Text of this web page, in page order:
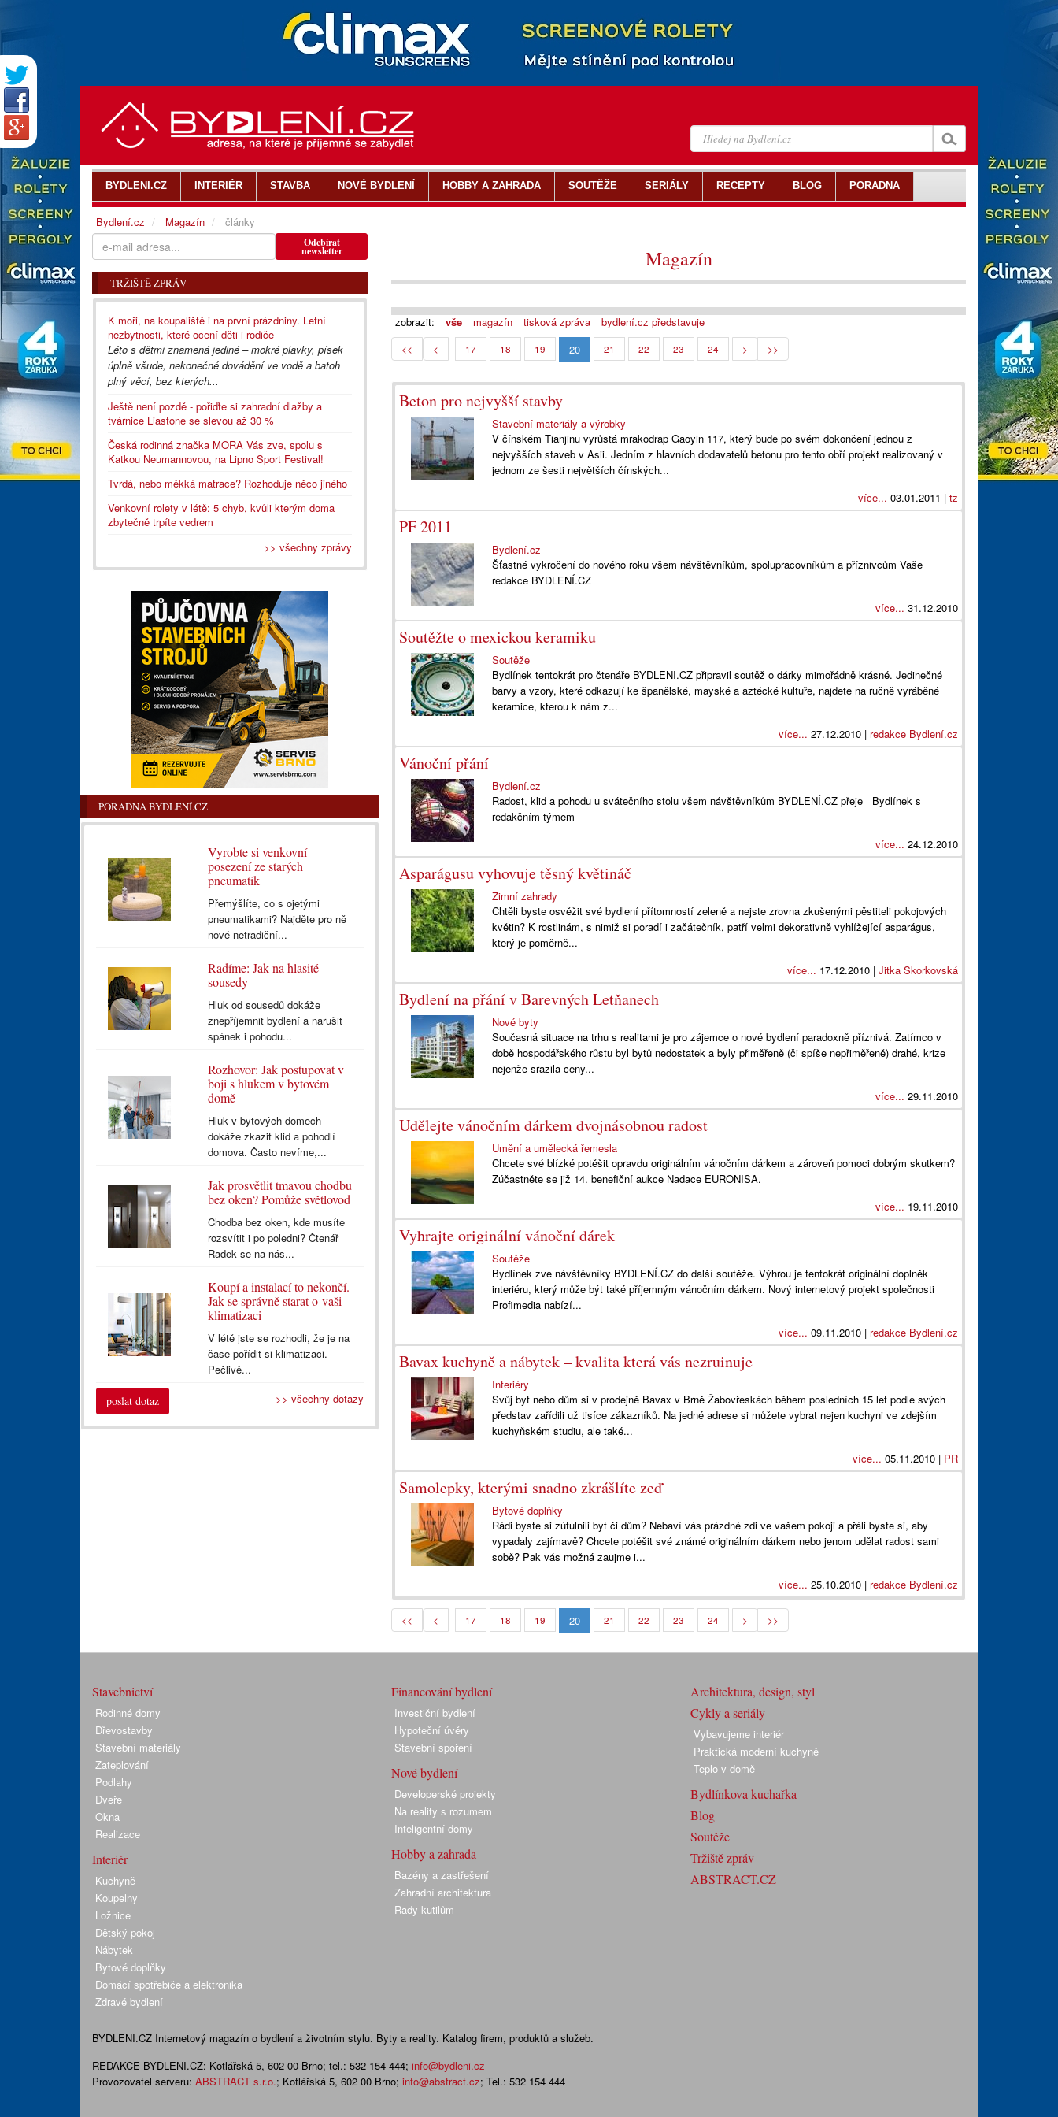
Magazín
zobrazit: vše magazín tisková zpráva bydlení.cz představuje
<< < 17 18 19 20 21 22 23 24 > >>
Beton pro nejvyšší stavby
Stavební materiály a výrobky
V čínském Tianjinu vyrůstá mrakodrap Gaoyin 117, který bude po svém dokončení jednou z
nejvyšších staveb v Asii. Jedním z hlavních dodavatelů betonu pro tento obří projekt realizovaný v
jednom ze šesti největších čínských...
více... 03.01.2011 | tz
PF 2011
Bydlení.cz
Šťastné vykročení do nového roku všem návštěvníkům, spolupracovníkům a příznivcům Vaše
redakce BYDLENÍ.CZ
více... 31.12.2010
Soutěžte o mexickou keramiku
Soutěže
Bydlínek tentokrát pro čtenáře BYDLENI.CZ připravil soutěž o dárky mimořádně krásné. Jedinečné
barvy a vzory, které odkazují ke španělské, mayské a aztécké kultuře, najdete na ručně vyráběné
keramice, kterou k nám z...
více... 27.12.2010 | redakce Bydlení.cz
Vánoční přání
Bydlení.cz
Radost, klid a pohodu u svátečního stolu všem návštěvníkům BYDLENÍ.CZ přeje Bydlínek s
redakčním týmem
více... 24.12.2010
Asparágusu vyhovuje těsný květináč
Zimní zahrady
Chtěli byste osvěžit své bydlení přítomností zeleně a nejste zrovna zkušenými pěstiteli pokojových
květin? K rostlinám, s nimiž si poradí i začátečník, patří velmi dekorativně vyhlížející asparágus,
který je poměrně...
více... 17.12.2010 | Jitka Skorkovská
Bydlení na přání v Barevných Letňanech
Nové byty
Současná situace na trhu s realitami je pro zájemce o nové bydlení paradoxně příznivá. Zatímco v
době hospodářského růstu byl bytů nedostatek a byly přiměřeně (či spíše nepřiměřeně) drahé, krize
nejenže srazila ceny...
více... 29.11.2010
Udělejte vánočním dárkem dvojnásobnou radost
Umění a umělecká řemesla
Chcete své blízké potěšit opravdu originálním vánočním dárkem a zároveň pomoci dobrým skutkem?
Zúčastněte se již 14. benefiční aukce Nadace EURONISA.
více... 19.11.2010
Vyhrajte originální vánoční dárek
Soutěže
Bydlínek zve návštěvníky BYDLENÍ.CZ do další soutěže. Výhrou je tentokrát originální doplněk
interiéru, který může být také příjemným vánočním dárkem. Nový internetový projekt společnosti
Profimedia nabízí...
více... 09.11.2010 | redakce Bydlení.cz
Bavax kuchyně a nábytek – kvalita která vás nezruinuje
Interiéry
Svůj byt nebo dům si v prodejně Bavax v Brně Žabovřeskách během posledních 15 let podle svých
představ zařídili už tisíce zákazníků. Na jedné adrese si můžete vybrat nejen kuchyni ve zdejším
kuchyňském studiu, ale také...
více... 05.11.2010 | PR
Samolepky, kterými snadno zkrášlíte zeď
Bytové doplňky
Rádi byste si zútulnili byt či dům? Nebaví vás prázdné zdi ve vašem pokoji a přáli byste si, aby
vypadaly zajímavě? Chcete potěšit své známé originálním dárkem nebo jenom udělat radost sami
sobě? Pak vás možná zaujme i...
více... 25.10.2010 | redakce Bydlení.cz
<< < 17 18 19 20 21 22 23 24 > >>
Odebírat
newsletter
TRŽIŠTĚ ZPRÁV
K moři, na koupaliště i na první prázdniny. Letní
nezbytnosti, které ocení děti i rodiče
Léto s dětmi znamená jediné – mokré plavky, písek
úplně všude, nekonečné dovádění ve vodě a batoh
plný věcí, bez kterých...
Ještě není pozdě - pořiďte si zahradní dlažby a
tvárnice Liastone se slevou až 30 %
Česká rodinná značka MORA Vás zve, spolu s
Katkou Neumannovou, na Lipno Sport Festival!
Tvrdá, nebo měkká matrace? Rozhoduje něco jiného
Venkovní rolety v létě: 5 chyb, kvůli kterým doma
zbytečně trpíte vedrem
>> všechny zprávy
PORADNA BYDLENÍ.CZ
Vyrobte si venkovní
posezení ze starých
pneumatik
Přemýšlíte, co s ojetými
pneumatikami? Najděte pro ně
nové netradiční...
Radíme: Jak na hlasité
sousedy
Hluk od sousedů dokáže
znepříjemnit bydlení a narušit
spánek i pohodu...
Rozhovor: Jak postupovat v
boji s hlukem v bytovém
domě
Hluk v bytových domech
dokáže zkazit klid a pohodlí
domova. Často nevíme,...
Jak prosvětlit tmavou chodbu
bez oken? Pomůže světlovod
Chodba bez oken, kde musíte
rozsvítit i po poledni? Čtenář
Radek se na nás...
Koupí a instalací to nekončí.
Jak se správně starat o vaši
klimatizaci
V létě jste se rozhodli, že je na
čase pořídit si klimatizaci.
Pečlivě...
poslat dotaz >> všechny dotazy
BYDLENI.CZ INTERIÉR STAVBA NOVÉ BYDLENÍ HOBBY A ZAHRADA SOUTĚŽE SERIÁLY RECEPTY BLOG PORADNA
Bydlení.cz Magazín články
Stavebnictví
Rodinné domy
Dřevostavby
Stavební materiály
Zateplování
Podlahy
Dveře
Okna
Realizace
Interiér
Kuchyně
Koupelny
Ložnice
Dětský pokoj
Nábytek
Bytové doplňky
Domácí spotřebiče a elektronika
Zdravé bydlení
Financování bydlení
Investiční bydlení
Hypoteční úvěry
Stavební spoření
Nové bydlení
Developerské projekty
Na reality s rozumem
Inteligentní domy
Hobby a zahrada
Bazény a zastřešení
Zahradní architektura
Rady kutilům
Architektura, design, styl
Cykly a seriály
Vybavujeme interiér
Praktická moderní kuchyně
Teplo v domě
Bydlínkova kuchařka
Blog
Soutěže
Tržiště zpráv
ABSTRACT.CZ
BYDLENI.CZ Internetový magazín o bydlení a životním stylu. Byty a reality. Katalog firem, produktů a služeb.
REDAKCE BYDLENI.CZ: Kotlářská 5, 602 00 Brno; tel.: 532 154 444; info@bydleni.cz
Provozovatel serveru: ABSTRACT s.r.o.; Kotlářská 5, 602 00 Brno; info@abstract.cz; Tel.: 532 154 444